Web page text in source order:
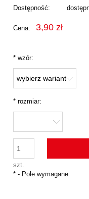
Dostępność:
Cena: 3,90 zł
* wzór:
* rozmiar:
szt.
* - Pole wymagane